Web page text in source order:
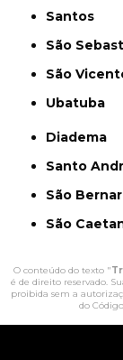
Santos
São
São
Ubatuba
Diadema
Santo
São
São
O conteúdo do texto "
é de direito reservado.
proibida sem a
do